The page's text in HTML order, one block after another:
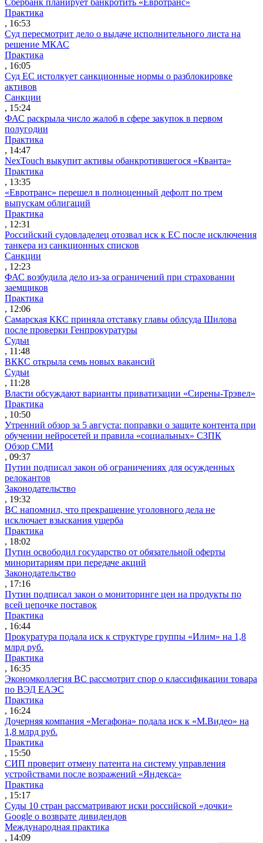
Практика
, 16:53
Суд пересмотрит дело о выдаче исполнительного листа на
решение МКАС
Практика
, 16:05
Суд ЕС истолкует санкционные нормы о разблокировке
активов
Санкции
, 15:24
ФАС раскрыла число жалоб в сфере закупок в первом
полугодии
Практика
, 14:47
NexTouch выкупит активы обанкротившегося «Кванта»
Практика
, 13:35
«Евротранс» перешел в полноценный дефолт по трем
выпускам облигаций
Практика
, 12:31
Российский судовладелец отозвал иск к ЕС после исключения
танкера из санкционных списков
Санкции
, 12:23
ФАС возбудила дело из-за ограничений при страховании
заемщиков
Практика
, 12:06
Самарская ККС приняла отставку главы облсуда Шилова
после проверки Генпрокуратуры
Судьи
, 11:48
ВККС открыла семь новых вакансий
Судьи
, 11:28
Власти обсуждают варианты приватизации «Сирены-Трэвел»
Практика
, 10:50
Утренний обзор за 5 августа: поправки о защите контента при
обучении нейросетей и правила «социальных» СЗПК
Обзор СМИ
, 09:37
Путин подписал закон об ограничениях для осужденных
релокантов
Законодательство
, 19:32
ВС напомнил, что прекращение уголовного дела не
исключает взыскания ущерба
Практика
, 18:02
Путин освободил государство от обязательной оферты
миноритариям при передаче акций
Законодательство
, 17:16
Путин подписал закон о мониторинге цен на продукты по
всей цепочке поставок
Практика
, 16:44
Прокуратура подала иск к структуре группы «Илим» на 1,8
млрд руб.
Практика
, 16:35
Экономколлегия ВС рассмотрит спор о классификации товара
по ВЭД ЕАЭС
Практика
, 16:24
Дочерняя компания «Мегафона» подала иск к «М.Видео» на
1,8 млрд руб.
Практика
, 15:50
СИП проверит отмену патента на систему управления
устройствами после возражений «Яндекса»
Практика
, 15:17
Суды 10 стран рассматривают иски российской «дочки»
Google о возврате дивидендов
Международная практика
, 14:09